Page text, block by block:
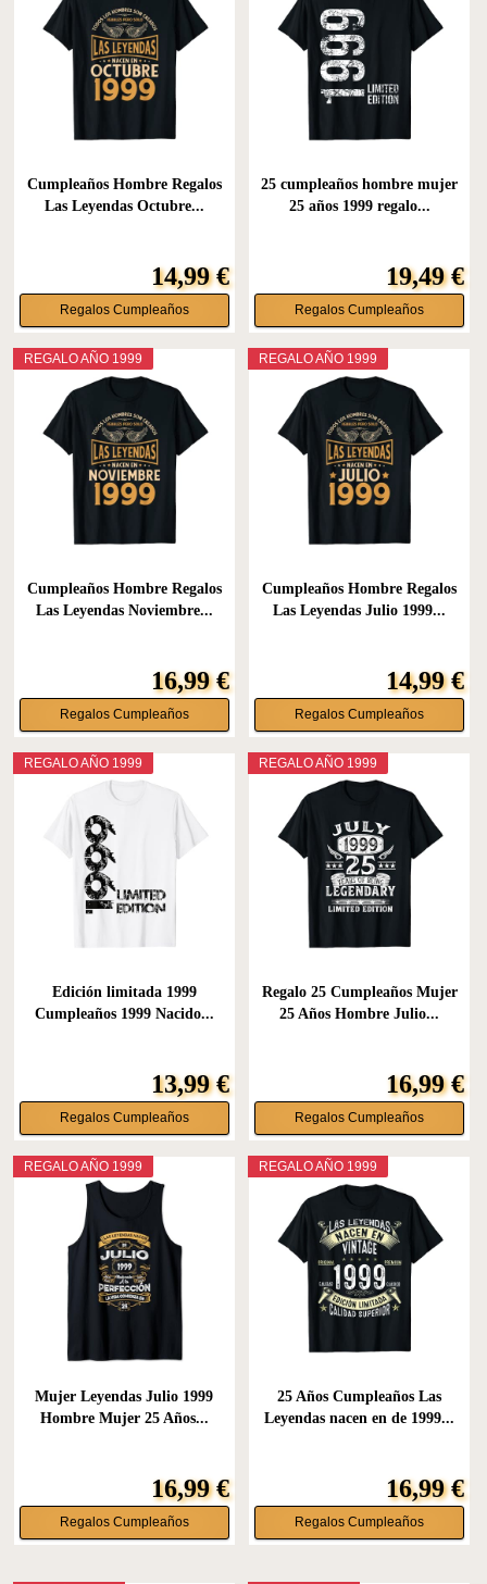
Cumpleaños Hombre Regalos
Las Leyendas Octubre...
14,99 €
Regalos Cumpleaños
25 cumpleaños hombre mujer
25 años 1999 regalo...
19,49 €
Regalos Cumpleaños
REGALO AÑO 1999
Cumpleaños Hombre Regalos
Las Leyendas Noviembre...
16,99 €
Regalos Cumpleaños
REGALO AÑO 1999
Cumpleaños Hombre Regalos
Las Leyendas Julio 1999...
14,99 €
Regalos Cumpleaños
REGALO AÑO 1999
Edición limitada 1999
Cumpleaños 1999 Nacido...
13,99 €
Regalos Cumpleaños
REGALO AÑO 1999
Regalo 25 Cumpleaños Mujer
25 Años Hombre Julio...
16,99 €
Regalos Cumpleaños
REGALO AÑO 1999
Mujer Leyendas Julio 1999
Hombre Mujer 25 Años...
16,99 €
Regalos Cumpleaños
REGALO AÑO 1999
25 Años Cumpleaños Las
Leyendas nacen en de 1999...
16,99 €
Regalos Cumpleaños